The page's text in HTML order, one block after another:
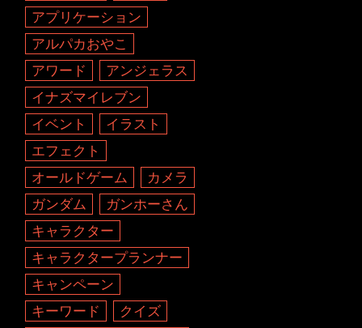
アプリケーション
アルパカおやこ
アワード
アンジェラス
イナズマイレブン
イベント
イラスト
エフェクト
オールドゲーム
カメラ
ガンダム
ガンホーさん
キャラクター
キャラクタープランナー
キャンペーン
キーワード
クイズ